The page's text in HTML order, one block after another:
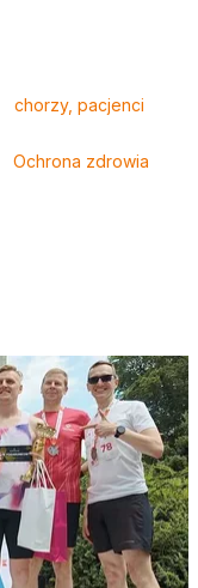
chorzy, pacjenci
Ochrona zdrowia